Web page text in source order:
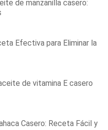
de manzanilla casero:
Efectiva para Eliminar la
de vitamina E casero
Casero: Receta Fácil y